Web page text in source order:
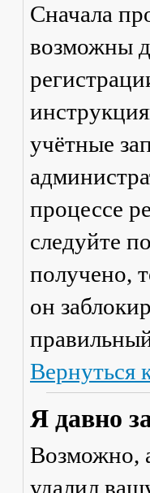
Сначала
возможны
учётные
процессе
следуйте
получено,
он
Вернуться
Я давно
Возможно,
удалил